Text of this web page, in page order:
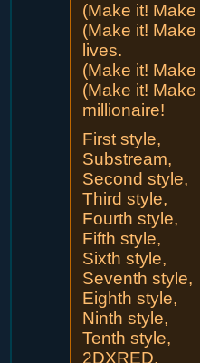
(Make it!
(Make it!
lives.
(Make it!
(Make it!
millionaire!
First style,
Substream,
Second style,
Third style,
Fourth style,
Fifth style,
Sixth style,
Seventh style,
Eighth style,
Ninth style,
Tenth style,
2DXRED,